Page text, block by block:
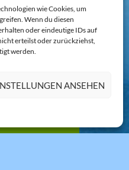
wie Cookies, um
Wenn du diesen
oder eindeutige IDs auf
erteilst oder zurückziehst,
werden.
ANSEHEN